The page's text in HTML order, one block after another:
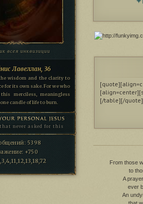
всея инквизиции
Лавеллан, 36
wisdom and the clarity to
for its own sake. For we who
merciless, meaningless
candle of life to burn.
PERSONAL JESUS
that never asked for this
5398
+750
[/table][/quote]
From those
to
A
ever
An